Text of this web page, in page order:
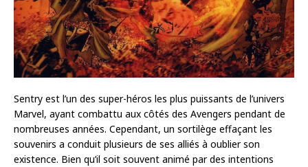
Sentry est l’un des super-héros les plus puissants de l’univers
Marvel, ayant combattu aux côtés des Avengers pendant de
nombreuses années. Cependant, un sortilège effaçant les
souvenirs a conduit plusieurs de ses alliés à oublier son
existence. Bien qu’il soit souvent animé par des intentions